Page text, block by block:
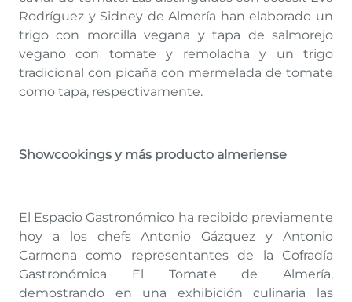
Rodríguez y Sidney de Almería han elaborado un
trigo con morcilla vegana y tapa de salmorejo
vegano con tomate y remolacha y un trigo
tradicional con picaña con mermelada de tomate
como tapa, respectivamente.
Showcookings y más producto almeriense
El Espacio Gastronómico ha recibido previamente
hoy a los chefs Antonio Gázquez y Antonio
Carmona como representantes de la Cofradía
Gastronómica El Tomate de Almería,
demostrando en una exhibición culinaria las